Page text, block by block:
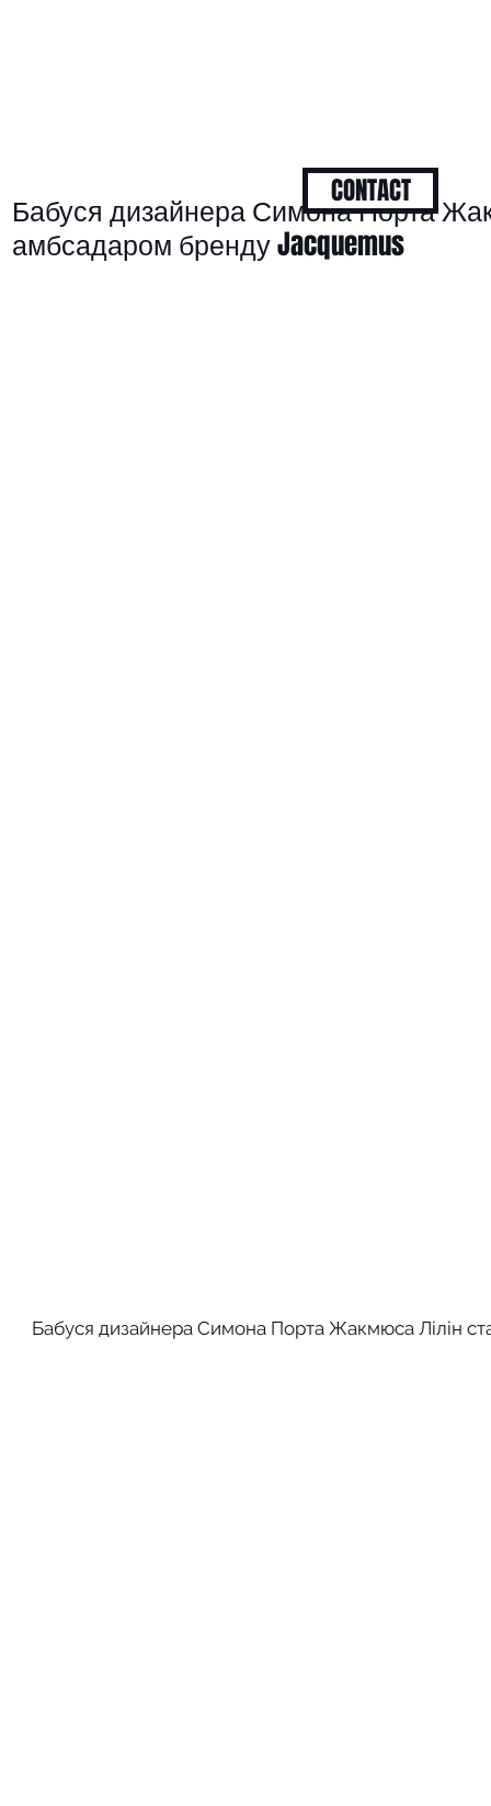
Бабуся дизайнера Симона Порта
амбсадаром бренду Jacquemus
Бабуся дизайнера Симона Порта Жакмюса Лілін
CONTACT